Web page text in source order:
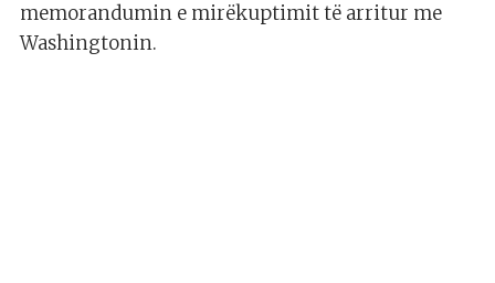
memorandumin e mirëkuptimit të arritur me
Washingtonin.